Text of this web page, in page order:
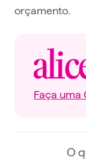
orçamento.
Faça uma
O